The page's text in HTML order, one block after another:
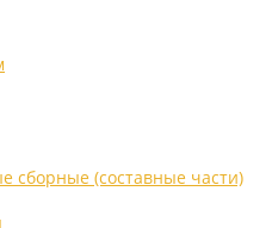
сборные (составные части)